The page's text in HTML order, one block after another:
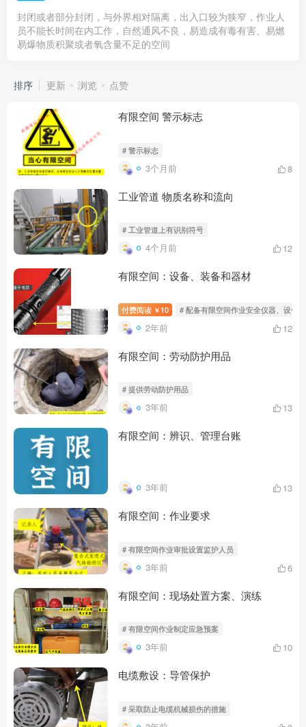
封闭或者部分封闭，与外界相对隔离，出入口较为狭窄，作业人
员不能长时间在内工作，自然通风不良，易造成有毒有害、易燃
易爆物质积聚或者氧含量不足的空间
排序 更新 浏览 点赞
有限空间 警示标志
# 警示标志
3个月前 8
工业管道 物质名称和流向
# 工业管道上有识别符号
4个月前 12
有限空间：设备、装备和器材
付费阅读 ￥ 10 # 配备有限空间作业安全仪器、设备
2年前 12
有限空间：劳动防护用品
# 提供劳动防护用品
3年前 13
有限空间：辨识、管理台账
3年前 13
有限空间：作业要求
# 有限空间作业审批设置监护人员
3年前 6
有限空间：现场处置方案、演练
# 有限空间作业制定应急预案
3年前 10
电缆敷设：导管保护
# 采取防止电缆机械损伤的措施